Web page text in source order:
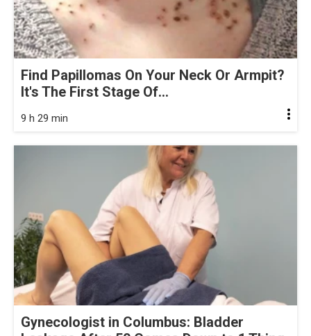
Find Papillomas On Your Neck Or Armpit?
It's The First Stage Of...
9 h 29 min
Gynecologist in Columbus: Bladder